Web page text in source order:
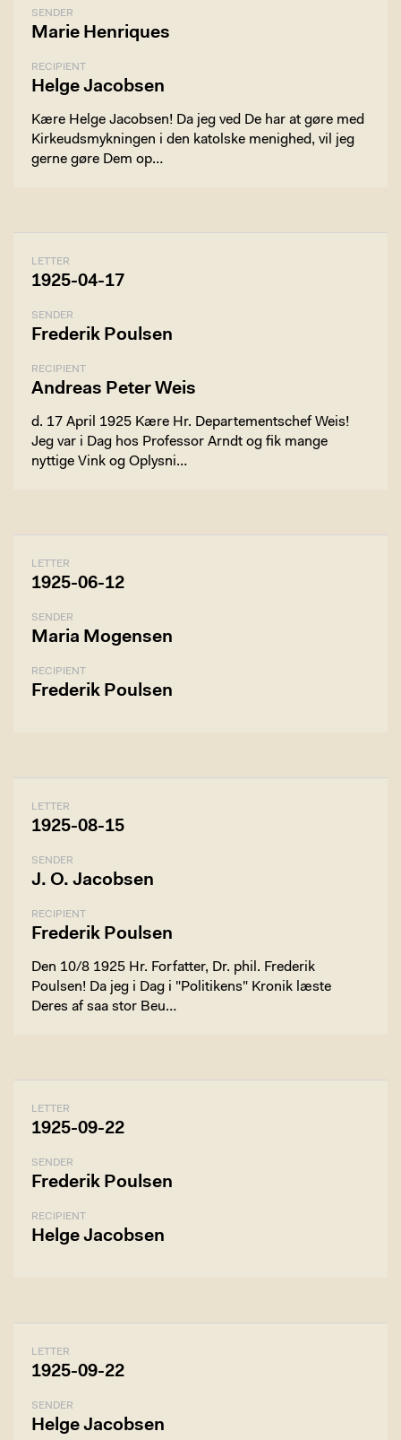
SENDER
Marie Henriques
RECIPIENT
Helge Jacobsen
Kære Helge Jacobsen! Da jeg ved De har at gøre med
Kirkeudsmykningen i den katolske menighed, vil jeg
gerne gøre Dem op…
LETTER
1925-04-17
SENDER
Frederik Poulsen
RECIPIENT
Andreas Peter Weis
d. 17 April 1925 Kære Hr. Departementschef Weis!
Jeg var i Dag hos Professor Arndt og fik mange
nyttige Vink og Oplysni…
LETTER
1925-06-12
SENDER
Maria Mogensen
RECIPIENT
Frederik Poulsen
LETTER
1925-08-15
SENDER
J. O. Jacobsen
RECIPIENT
Frederik Poulsen
Den 10/8 1925 Hr. Forfatter, Dr. phil. Frederik
Poulsen! Da jeg i Dag i "Politikens" Kronik læste
Deres af saa stor Beu…
LETTER
1925-09-22
SENDER
Frederik Poulsen
RECIPIENT
Helge Jacobsen
LETTER
1925-09-22
SENDER
Helge Jacobsen